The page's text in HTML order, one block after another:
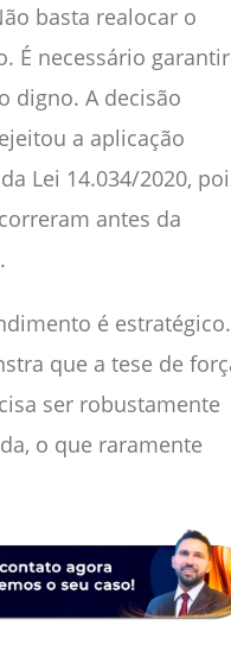
basta realocar o
É necessário garantir
digno. A decisão
a aplicação
Lei 14.034/2020,
antes da
é estratégico.
que a tese de
ser robustamente
o que raramente